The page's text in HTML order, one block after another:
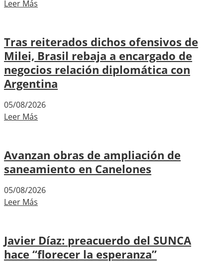
Leer Más
Tras reiterados dichos ofensivos de
Milei, Brasil rebaja a encargado de
negocios relación diplomática con
Argentina
05/08/2026
Leer Más
Avanzan obras de ampliación de
saneamiento en Canelones
05/08/2026
Leer Más
Javier Díaz: preacuerdo del SUNCA
hace “florecer la esperanza”